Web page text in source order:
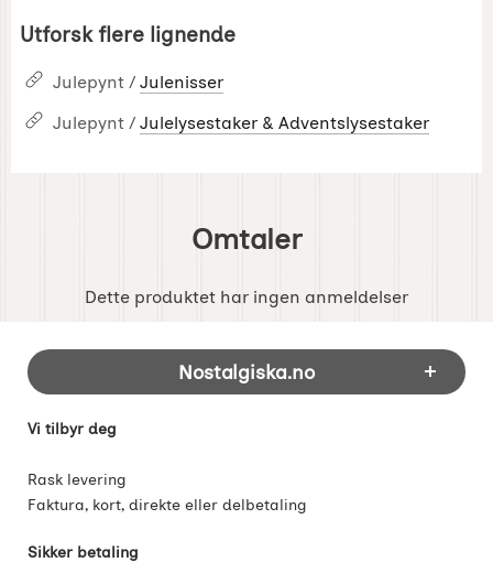
Utforsk flere lignende
Julepynt / Julenisser
Julepynt / Julelysestaker & Adventslysestaker
Omtaler
Dette produktet har ingen anmeldelser
Footer-innhold Blandet informasjon og
Nostalgiska.no
Vi tilbyr deg
Rask levering
Faktura, kort, direkte eller delbetaling
Sikker betaling